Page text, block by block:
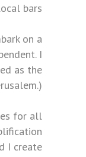
bars.
on a
I
as the
for all
I create